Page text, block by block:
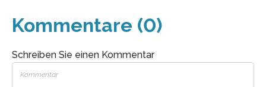
Kommentare (0)
Schreiben Sie einen Kommentar